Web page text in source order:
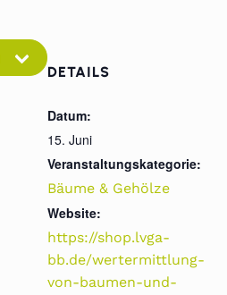
DETAILS
Datum:
15. Juni
Veranstaltungskategorie:
Bäume & Gehölze
Website:
https://shop.lvga-
bb.de/wertermittlung-
von-baumen-und-